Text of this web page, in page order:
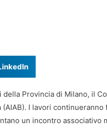
Provincia di Milano, il
(AIAB). I lavori
un incontro associativo